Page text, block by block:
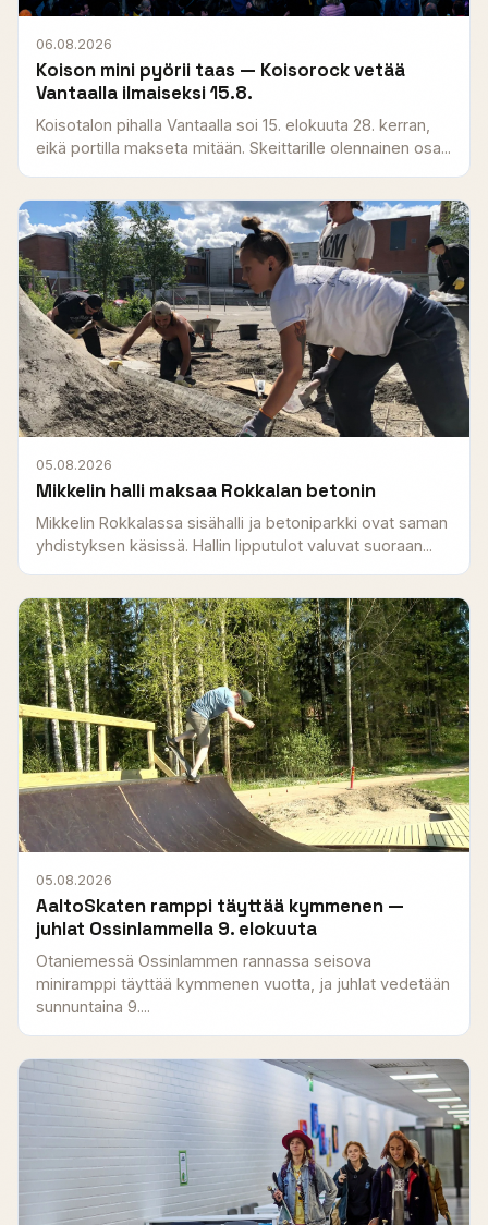
06.08.2026
Koison mini pyörii taas — Koisorock vetää
Vantaalla ilmaiseksi 15.8.
Koisotalon pihalla Vantaalla soi 15. elokuuta 28. kerran,
eikä portilla makseta mitään. Skeittarille olennainen osa...
05.08.2026
Mikkelin halli maksaa Rokkalan betonin
Mikkelin Rokkalassa sisähalli ja betoniparkki ovat saman
yhdistyksen käsissä. Hallin lipputulot valuvat suoraan...
05.08.2026
AaltoSkaten ramppi täyttää kymmenen —
juhlat Ossinlammella 9. elokuuta
Otaniemessä Ossinlammen rannassa seisova
miniramppi täyttää kymmenen vuotta, ja juhlat vedetään
sunnuntaina 9....